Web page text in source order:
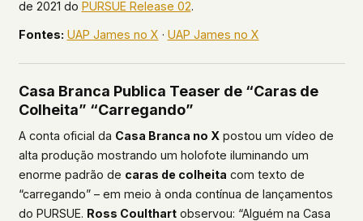
de 2021 do PURSUE Release 02.
Fontes: UAP James no X · UAP James no X
Casa Branca Publica Teaser de “Caras de
Colheita” “Carregando”
A conta oficial da Casa Branca no Xpostou um vídeo de
alta produção mostrando um holofote iluminando um
enorme padrão de caras de colheita com texto de
“carregando” – em meio à onda contínua de lançamentos
do PURSUE. Ross Coulthartobservou: “Alguém na Casa